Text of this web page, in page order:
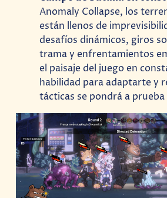
Anomaly Collapse, los
están llenos de
desafíos dinámicos, giros
trama y enfrentamientos
el paisaje del juego en
habilidad para adaptarte y
tácticas se pondrá a prueba